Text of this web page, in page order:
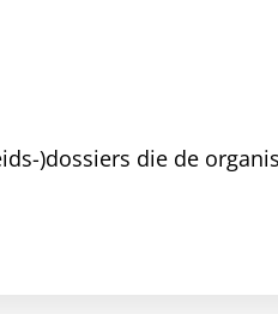
)dossiers die de